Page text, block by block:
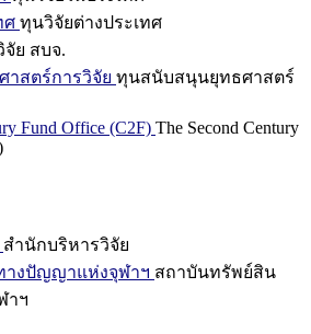
ศ ทุนวิจัยต่างประเทศ
ย สบจ.
สตร์การวิจัย ทุนสนับสนุนยุทธศาสตร์
Fund Office (C2F) The Second Century
สำนักบริหารวิจัย
างปัญญาแห่งจุฬาฯ สถาบันทรัพย์สิน
าฯ